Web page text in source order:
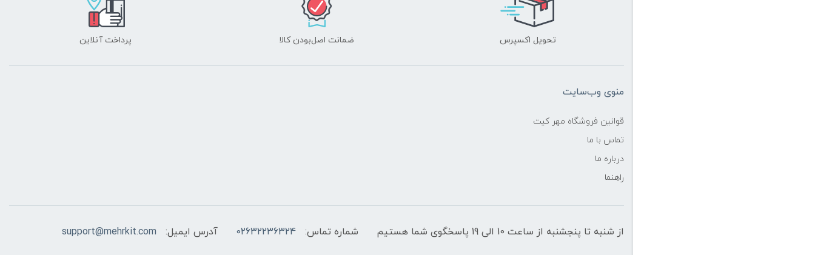
تحویل اکسپرس ضمانت اصل‌بودن کالا پرداخت آنلاین
منوی وب‌سایت
قوانین فروشگاه مهر کیت
تماس با ما
درباره ما
راهنما
از شنبه تا پنجشنبه از ساعت 10 الی 19 پاسخگوی شما هستیم شماره تماس: 02632236324 آدرس ایمیل: support@mehrkit.com